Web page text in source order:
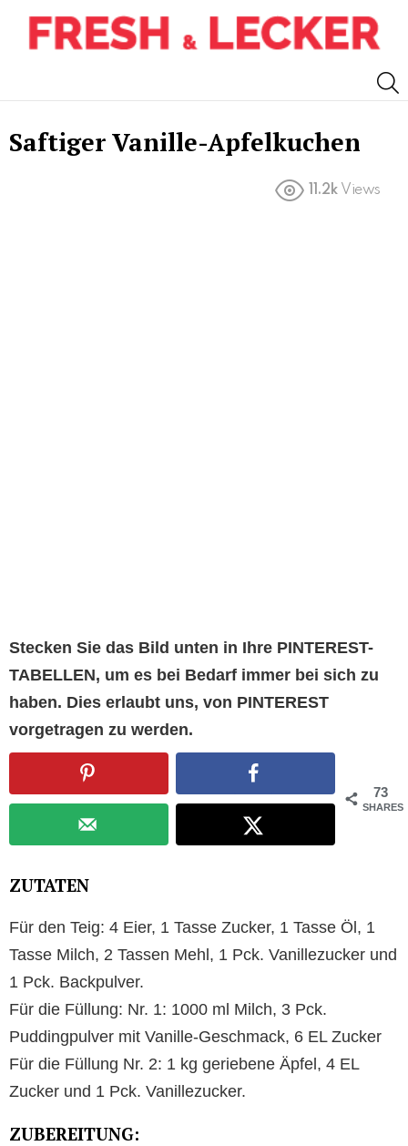
Saftiger Vanille-Apfelkuchen
11.2k Views
Stecken Sie das Bild unten in Ihre PINTEREST-
TABELLEN, um es bei Bedarf immer bei sich zu
haben. Dies erlaubt uns, von PINTEREST
vorgetragen zu werden.
73
SHARES
ZUTATEN
Für den Teig: 4 Eier, 1 Tasse Zucker, 1 Tasse Öl, 1
Tasse Milch, 2 Tassen Mehl, 1 Pck. Vanillezucker und
1 Pck. Backpulver.
Für die Füllung: Nr. 1: 1000 ml Milch, 3 Pck.
Puddingpulver mit Vanille-Geschmack, 6 EL Zucker
Für die Füllung Nr. 2: 1 kg geriebene Äpfel, 4 EL
Zucker und 1 Pck. Vanillezucker.
ZUBEREITUNG: